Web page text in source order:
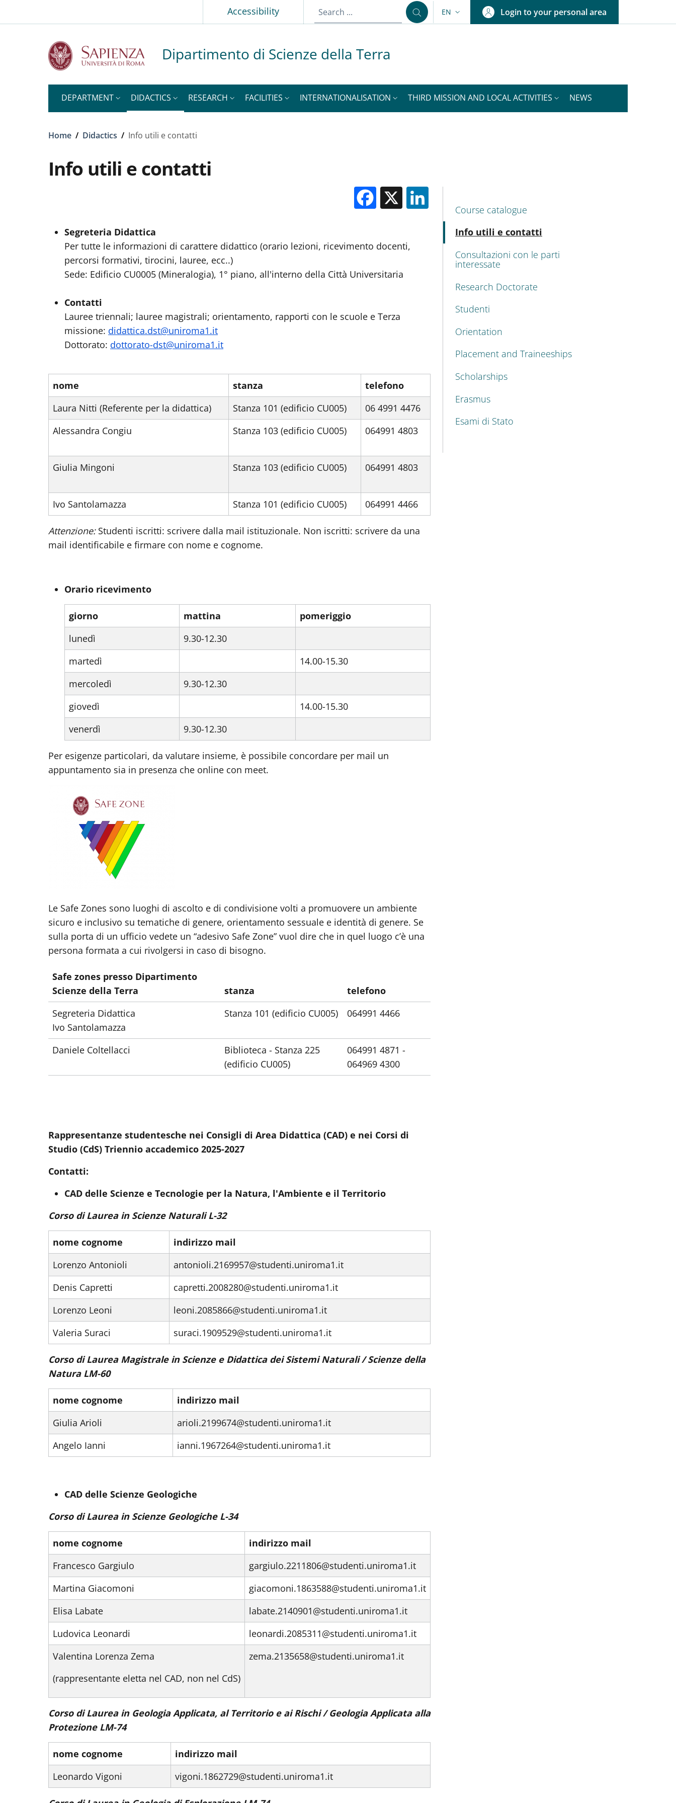
Slim topAccessibility LANGUAGE SWITCHER: CURRENT LANGUAGE
EN Login to your personal area
Dipartimento di Scienze della Terra
DEPARTMENT DIDACTICS RESEARCH FACILITIES INTERNATIONALISATION THIRD MISSION AND LOCAL ACTIVITIES NEWS
Breadcrumb
Home / Didactics / Info utili e contatti
Info utili e contatti
Facebook
X
Segreteria Didattica
Per tutte le informazioni di carattere didattico (orario lezioni, ricevimento docenti,
percorsi formativi, tirocini, lauree, ecc..)
Sede: Edificio CU0005 (Mineralogia), 1° piano, all'interno della Città Universitaria
Contatti
Lauree triennali; lauree magistrali; orientamento, rapporti con le scuole e Terza
missione: didattica.dst@uniroma1.it
Dottorato: dottorato-dst@uniroma1.it
nome stanza
telefono
Laura Nitti (Referente per la didattica)
Stanza 101 (edificio CU005)
06 4991 4476
Alessandra Congiu
Stanza 103 (edificio CU005) 064991 4803
Giulia Mingoni Stanza 103 (edificio CU005) 064991 4803
Ivo Santolamazza Stanza 101 (edificio CU005) 064991 4466
Attenzione:Studenti iscritti: scrivere dalla mail istituzionale. Non iscritti: scrivere da una
mail identificabile e firmare con nome e cognome.
Orario ricevimento
giorno mattina
pomeriggio
lunedì
9.30-12.30
martedì
14.00-15.30
mercoledì
9.30-12.30
giovedì
14.00-15.30
venerdì
9.30-12.30
Per esigenze particolari, da valutare insieme, è possibile concordare per mail un
appuntamento sia in presenza che online con meet.
Le Safe Zones sono luoghi di ascolto e di condivisione volti a promuovere un ambiente
sicuro e inclusivo su tematiche di genere, orientamento sessuale e identità di genere. Se
sulla porta di un ufficio vedete un “adesivo Safe Zone” vuol dire che in quel luogo c’è una
persona formata a cui rivolgersi in caso di bisogno.
Safe zones presso Dipartimento
Scienze della Terra
stanza
telefono
Segreteria Didattica
Ivo Santolamazza
Stanza 101 (edificio CU005) 064991 4466
Daniele Coltellacci
Biblioteca - Stanza 225
(edificio CU005)
064991 4871 -
064969 4300
Rappresentanze studentesche nei Consigli di Area Didattica (CAD) e nei Corsi di
Studio (CdS) Triennio accademico 2025-2027
Contatti:
CAD delle Scienze e Tecnologie per la Natura, l'Ambiente e il Territorio
Corso di Laurea in Scienze Naturali L-32
nome cognome
indirizzo mail
Lorenzo Antonioli
antonioli.2169957@studenti.uniroma1.it
Denis Capretti
capretti.2008280@studenti.uniroma1.it
Lorenzo Leoni
leoni.2085866@studenti.uniroma1.it
Valeria Suraci
suraci.1909529@studenti.uniroma1.it
Corso di Laurea Magistrale in Scienze e Didattica dei Sistemi Naturali / Scienze della
Natura LM-60
nome cognome
indirizzo mail
Giulia Arioli
arioli.2199674@studenti.uniroma1.it
Angelo Ianni
ianni.1967264@studenti.uniroma1.it
CAD delle Scienze Geologiche
Corso di Laurea in Scienze Geologiche L-34
nome cognome
indirizzo mail
Francesco Gargiulo
gargiulo.2211806@studenti.uniroma1.it
Martina Giacomoni
giacomoni.1863588@studenti.uniroma1.it
Elisa Labate
labate.2140901@studenti.uniroma1.it
Ludovica Leonardi
leonardi.2085311@studenti.uniroma1.it
Valentina Lorenza Zema
(rappresentante eletta nel CAD, non nel CdS)
zema.2135658@studenti.uniroma1.it
Corso di Laurea in Geologia Applicata, al Territorio e ai Rischi / Geologia Applicata alla
Protezione LM-74
nome cognome
indirizzo mail
Leonardo Vigoni
vigoni.1862729@studenti.uniroma1.it
MENU CEV SECOND NAVIGATION
Course catalogue
Info utili e contatti
Consultazioni con le parti
interessate
Research Doctorate
Studenti
Orientation
Placement and Traineeships
Scholarships
Erasmus
Esami di Stato